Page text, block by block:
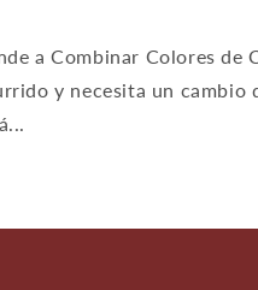
a Combinar Colores de
y necesita un cambio